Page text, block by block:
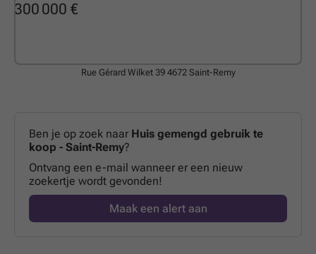
300 000 €
Rue Gérard Wilket 39 4672 Saint-Remy
Ben je op zoek naar Huis gemengd gebruik te
koop - Saint-Remy?
Ontvang een e-mail wanneer er een nieuw
zoekertje wordt gevonden!
Maak een alert aan